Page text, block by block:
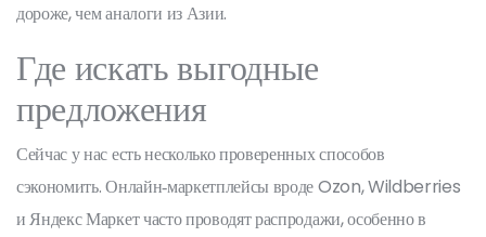
дороже, чем аналоги из Азии.
Где искать выгодные
предложения
Сейчас у нас есть несколько проверенных способов
сэкономить. Онлайн‑маркетплейсы вроде Ozon, Wildberries
и Яндекс Маркет часто проводят распродажи, особенно в